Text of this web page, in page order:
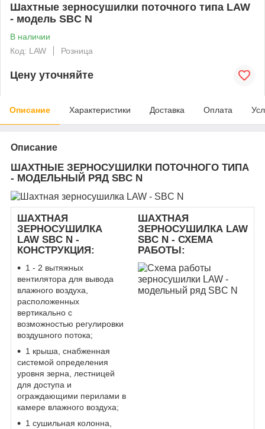
Шахтные зерносушилки поточного типа LAW
- модель SBC N
В наличии
Код: LAW
Розница
Цену уточняйте
Описание Характеристики Доставка Оплата
Описание
ШАХТНЫЕ ЗЕРНОСУШИЛКИ ПОТОЧНОГО ТИПА
- МОДЕЛЬНЫЙ РЯД SBC N
ШАХТНАЯ
ЗЕРНОСУШИЛКА
LAW SBC N -
КОНСТРУКЦИЯ:
1 - 2 вытяжных
вентилятора для вывода
влажного воздуха,
расположенных
вертикально с
возможностью регулировки
воздушного потока;
1 крыша, снабженная
системой определения
уровня зерна, лестницей
для доступа и
ограждающими перилами в
камере влажного воздуха;
1 сушильная колонна,
ШАХТНАЯ
ЗЕРНОСУШИЛКА LAW
SBC N - СХЕМА
РАБОТЫ: